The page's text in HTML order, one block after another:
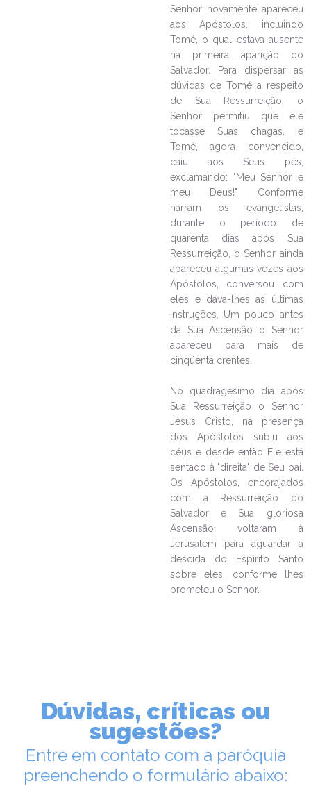
Senhor novamente apareceu
aos Apóstolos, incluindo
Tomé, o qual estava ausente
na primeira aparição do
Salvador. Para dispersar as
dúvidas de Tomé a respeito
de Sua Ressurreição, o
Senhor permitiu que ele
tocasse Suas chagas, e
Tomé, agora convencido,
caiu aos Seus pés,
exclamando: "Meu Senhor e
meu Deus!" Conforme
narram os evangelistas,
durante o período de
quarenta dias após Sua
Ressurreição, o Senhor ainda
apareceu algumas vezes aos
Apóstolos, conversou com
eles e dava-lhes as últimas
instruções. Um pouco antes
da Sua Ascensão o Senhor
apareceu para mais de
cinqüenta crentes.
No quadragésimo dia após
Sua Ressurreição o Senhor
Jesus Cristo, na presença
dos Apóstolos subiu aos
céus e desde então Ele está
sentado à "direita" de Seu pai.
Os Apóstolos, encorajados
com a Ressurreição do
Salvador e Sua gloriosa
Ascensão, voltaram à
Jerusalém para aguardar a
descida do Espírito Santo
sobre eles, conforme lhes
prometeu o Senhor.
Dúvidas, críticas ou
sugestões?
Entre em contato com a paróquia
preenchendo o formulário abaixo: